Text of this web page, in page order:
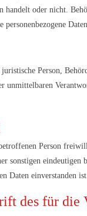
oder nicht.
personenbezogene
Person,
unmittelbaren
Person
sonstigen eindeutigen
Daten einverstanden
des für